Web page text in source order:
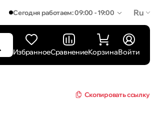
Сегодня работаем: 09:00 - 19:00 Ru
ИзбранноеСравнениеКорзинаВойти
Скопировать ссылку